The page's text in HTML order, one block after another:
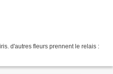
d'autres fleurs prennent le relais :